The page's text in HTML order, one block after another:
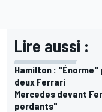
Lire aussi :
Hamilton :
deux Ferrari
Mercedes devant
perdants"